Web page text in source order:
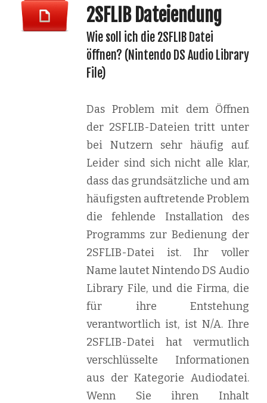
2SFLIB Dateiendung
Wie soll ich die 2SFLIB Datei
öffnen? (Nintendo DS Audio Library
File)
Das Problem mit dem Öffnen
der 2SFLIB-Dateien tritt unter
bei Nutzern sehr häufig auf.
Leider sind sich nicht alle klar,
dass das grundsätzliche und am
häufigsten auftretende Problem
die fehlende Installation des
Programms zur Bedienung der
2SFLIB-Datei ist. Ihr voller
Name lautet Nintendo DS Audio
Library File, und die Firma, die
für ihre Entstehung
verantwortlich ist, ist N/A. Ihre
2SFLIB-Datei hat vermutlich
verschlüsselte Informationen
aus der Kategorie Audiodatei.
Wenn Sie ihren Inhalt